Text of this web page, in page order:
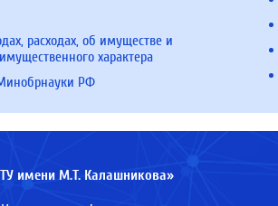
расходах, об имуществе и
характера
РФ
имени М.Т. Калашникова»